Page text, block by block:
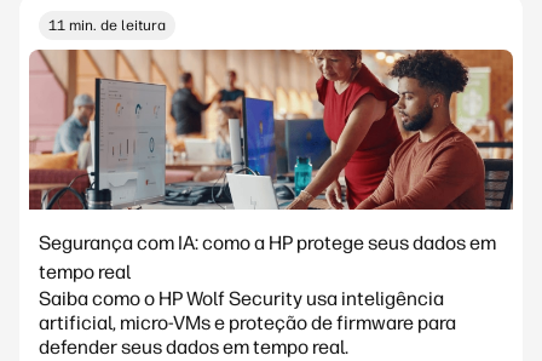
11 min. de leitura
Segurança com IA: como a HP protege seus dados em
tempo real
Saiba como o HP Wolf Security usa inteligência
artificial, micro-VMs e proteção de firmware para
defender seus dados em tempo real.